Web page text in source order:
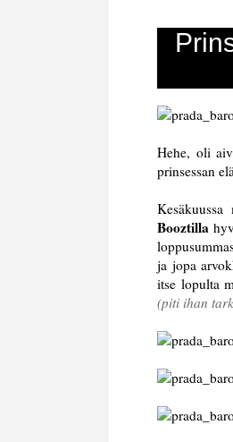
Hehe, oli
prinsessan
Booztilla
ja jopa
itse lopulta
(piti ihan